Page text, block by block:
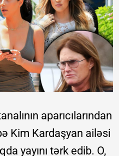
aparıcılarından
Kim Kardaşyan ailəsi
yayını tərk edib. O,